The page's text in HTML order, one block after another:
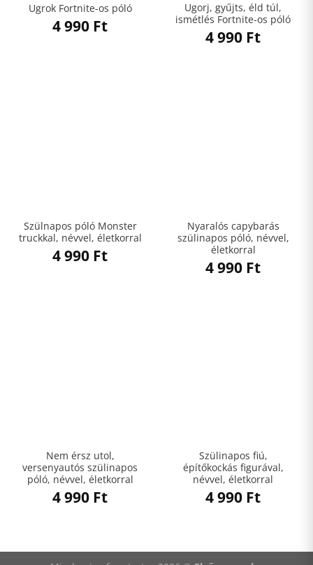
Ugrok Fortnite-os póló
4 990 Ft
Ugorj, gyűjts, éld túl,
ismétlés Fortnite-os póló
4 990 Ft
Szülnapos póló Monster
truckkal, névvel, életkorral
4 990 Ft
Nyaralós capybarás
szülinapos póló, névvel,
életkorral
4 990 Ft
Nem érsz utol,
versenyautós szülinapos
póló, névvel, életkorral
4 990 Ft
Szülinapos fiú,
építőkockás figurával,
névvel, életkorral
4 990 Ft